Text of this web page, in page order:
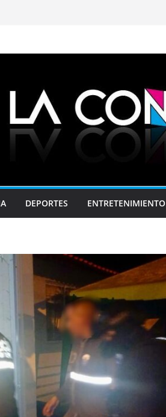
DEPORTES ENTRETENIMIENTO